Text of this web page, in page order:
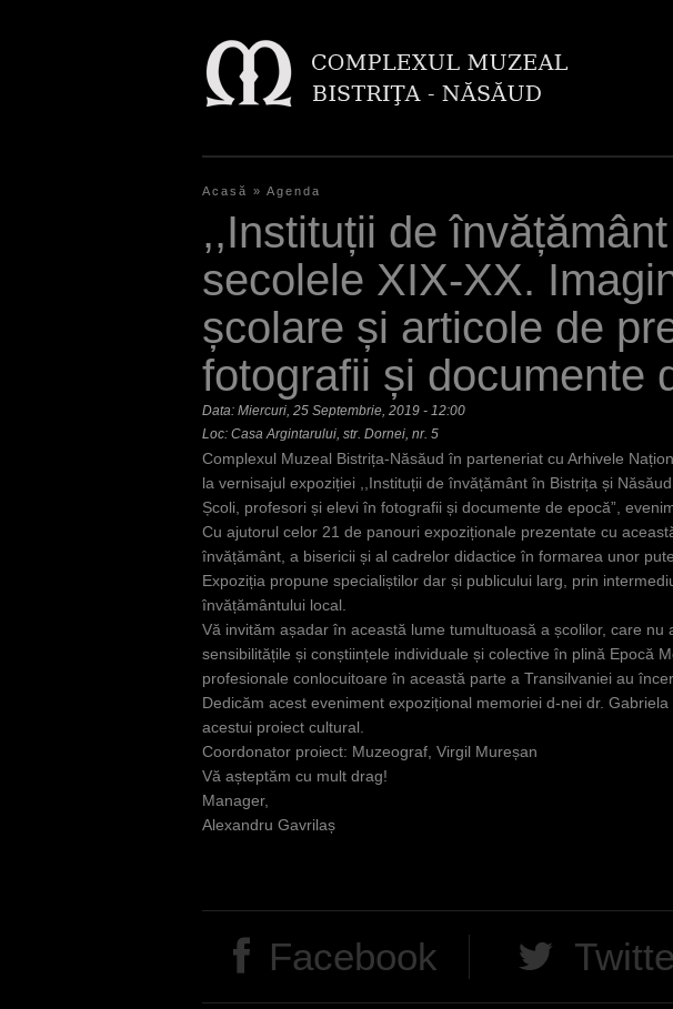
ş
t
i
a
i
c
i
Acasă » Agenda
,,Instituții de
secolele XIX-XX.
școlare și articole de
fotografii și documente
Data: Miercuri, 25 Septembrie, 2019 - 12:00
Loc: Casa Argintarului, str. Dornei, nr. 5
Complexul Muzeal Bistrița-Năsăud în parteneriat cu Arhivele
la vernisajul expoziției ,,Instituții de învățământ în Bistrița și
Școli, profesori și elevi în fotografii și documente de epocă”,
Cu ajutorul celor 21 de panouri expoziționale prezentate cu
învățământ, a bisericii și al cadrelor didactice în formarea unor
Expoziția propune specialiștilor dar și publicului larg, prin
învățământului local.
Vă invităm așadar în această lume tumultuoasă a școlilor, care
sensibilitățile și conștiințele individuale și colective în plină Epocă
profesionale conlocuitoare în această parte a Transilvaniei au
Dedicăm acest eveniment expozițional memoriei d-nei dr.
acestui proiect cultural.
Coordonator proiect: Muzeograf, Virgil Mureșan
Vă așteptăm cu mult drag!
Manager,
Alexandru Gavrilaș
Facebook